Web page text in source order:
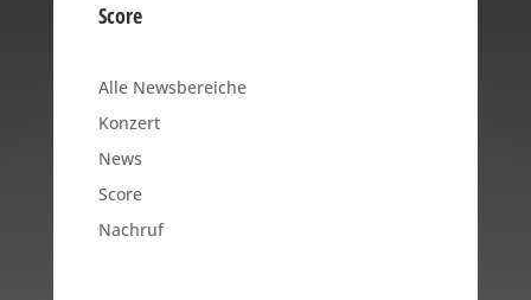
Score
Alle Newsbereiche
Konzert
News
Score
Nachruf